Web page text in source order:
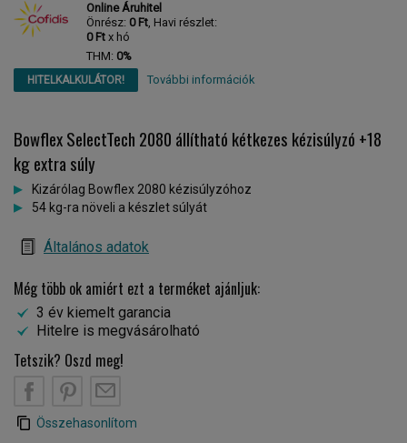
Online Áruhitel
Önrész: 0 Ft, Havi részlet:
0 Ft x hó
THM: 0%
HITELKALKULÁTOR! További információk
Bowflex SelectTech 2080 állítható kétkezes kézisúlyzó +18
kg extra súly
Kizárólag Bowflex 2080 kézisúlyzóhoz
54 kg-ra növeli a készlet súlyát
Általános adatok
Még több ok amiért ezt a terméket ajánljuk:
3 év kiemelt garancia
Hitelre is megvásárolható
Tetszik? Oszd meg!
Összehasonlítom